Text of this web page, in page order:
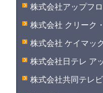
株式会社アップフ
株式会社 クリーク
株式会社 ケイマッ
株式会社日テレ ア
株式会社共同テレ